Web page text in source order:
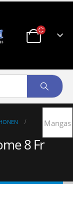
8 Fr
Mangas